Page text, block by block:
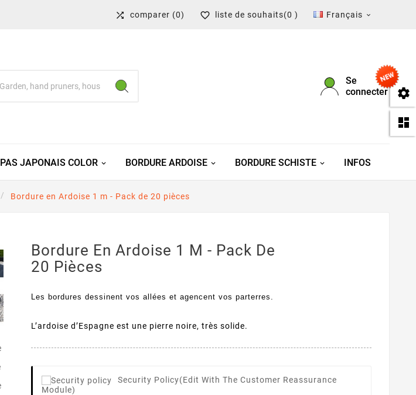


 comparer (0)  liste de souhaits(0 ) Français 
Se
connecter
PAS JAPONAIS COLOR BORDURE ARDOISE BORDURE SCHISTE INFOS
Bordure en Ardoise 1 m - Pack de 20 pièces
Bordure En Ardoise 1 M - Pack De
20 Pièces
Les bordures dessinent vos allées et agencent vos parterres.
L’ardoise d’Espagne est une pierre noire, très solide.
Security Policy(edit With The Customer Reassurance
Module)